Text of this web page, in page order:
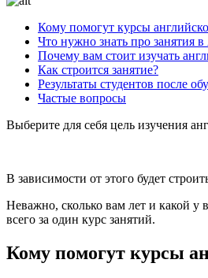
Кому помогут курсы
Что нужно знать про занятия
Почему вам стоит изучать
Как строится занятие?
Результаты студентов после
Частые вопросы
Выберите для себя цель изучения
В зависимости от этого будет
Неважно, сколько вам лет и какой у
всего за один курс занятий.
Кому помогут курсы